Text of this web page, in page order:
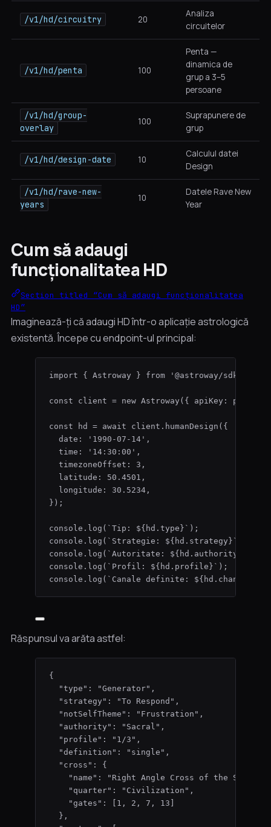
/v1/hd/circuitry 20
Analiza
circuitelor
/v1/hd/penta 100
Penta —
dinamica de
grup a 3–5
persoane
/v1/hd/group-
overlay
100
Suprapunere de
grup
/v1/hd/design-date 10
Calculul datei
Design
/v1/hd/rave-new-
years
10
Datele Rave New
Year
Cum să adaugi
funcționalitatea HD
Section titled “Cum să adaugi funcționalitatea
HD”
Imaginează-ți că adaugi HD într-o aplicație astrologică
existentă. Începe cu endpoint-ul principal:
import { Astroway } from ' @astroway/sdk
const client = new Astroway ( { apiKey: process
const hd = await client . humanDesign ( {
date:
' 1990-07-14 ' ,
time:
' 14:30:00 ' ,
timezoneOffset: 3 ,
latitude: 50.4501 ,
longitude: 30.5234 ,
} );
console . log ( ` Tip: ${ hd . type } ` );
console . log ( ` Strategie: ${ hd . strategy } `
console . log ( ` Autoritate: ${ hd . authority
console . log ( ` Profil: ${ hd . profile } ` );
console . log ( ` Canale definite: ${ hd . channels
Răspunsul va arăta astfel:
{
"type" : "Generator" ,
"strategy" : "To Respond " ,
"notSelfTheme" : " Frustration " ,
"authority" : " Sacral " ,
"profile" : " 1/3 " ,
"definition" : " single " ,
"cross" : {
"name" : " Right Angle Cross of the Sphinx
"quarter" : " Civilization " ,
"gates" : [ 1 , 2 , 7 , 13
},